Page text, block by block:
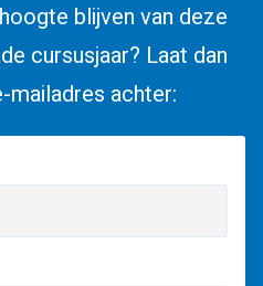
blijven van deze
cursusjaar? Laat dan
mailadres achter: